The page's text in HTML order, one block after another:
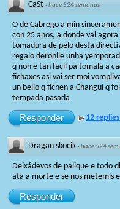
CaSt ·hace 524 semanas
O de Cabrego a min
con 25 anos, a donde vai
tomadura de pelo desta
regalo deronlle unha
q non e tan facil pa tomala a
fichaxes asi vai ser moi
un bello q fichen a Changui q
tempada pasada
Responder 12 replies
Dragan skocik ·hace 524
Deixádevos de palique e todo
ata a morte e se nos metemls
Responder